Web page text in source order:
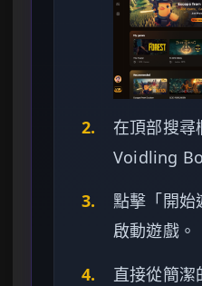
2.
在頂部搜尋
Voidling
3.
點擊「開始
啟動遊戲。
4.
直接從簡潔